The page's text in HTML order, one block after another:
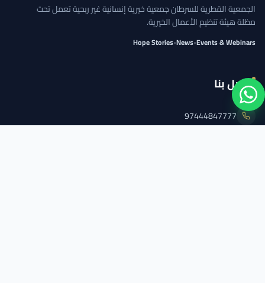
الجمعية القطرية للسرطان جمعية خيرية إنسانية غير ربحية تعمل تحت
مظلة هيئة تنظيم الأعمال الخيرية.
Events & Webinars
•
News
•
Hope Stories
اتصل بنا
97444847777